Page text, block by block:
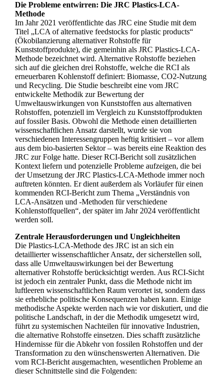
Die Probleme entwirren: Die JRC Plastics-LCA-
Methode
Im Jahr 2021 veröffentlichte das JRC eine Studie mit dem
Titel „LCA of alternative feedstocks for plastic products“
(Ökobilanzierung alternativer Rohstoffe für
Kunststoffprodukte), die gemeinhin als JRC Plastics-LCA-
Methode bezeichnet wird. Alternative Rohstoffe beziehen
sich auf die gleichen drei Rohstoffe, welche die RCI als
erneuerbaren Kohlenstoff definiert: Biomasse, CO2-Nutzung
und Recycling. Die Studie beschreibt eine vom JRC
entwickelte Methodik zur Bewertung der
Umweltauswirkungen von Kunststoffen aus alternativen
Rohstoffen, potenziell im Vergleich zu Kunststoffprodukten
auf fossiler Basis. Obwohl die Methode einen detaillierten
wissenschaftlichen Ansatz darstellt, wurde sie von
verschiedenen Interessengruppen heftig kritisiert – vor allem
aus dem bio-basierten Sektor – was bereits eine Reaktion des
JRC zur Folge hatte. Dieser RCI-Bericht soll zusätzlichen
Kontext liefern und potenzielle Probleme aufzeigen, die bei
der Umsetzung der JRC Plastics-LCA-Methode immer noch
auftreten könnten. Er dient außerdem als Vorläufer für einen
kommenden RCI-Bericht zum Thema „Verständnis von
LCA-Ansätzen und -Methoden für verschiedene
Kohlenstoffquellen“, der später im Jahr 2024 veröffentlicht
werden soll.
Zentrale Herausforderungen und Ungleichheiten
Die Plastics-LCA-Methode des JRC ist an sich ein
detaillierter wissenschaftlicher Ansatz, der sicherstellen soll,
dass alle Umweltauswirkungen bei der Bewertung
alternativer Rohstoffe berücksichtigt werden. Aus RCI-Sicht
ist jedoch ein zentraler Punkt, dass die Methode nicht im
luftleeren wissenschaftlichen Raum verortet ist, sondern dass
sie erhebliche politische Konsequenzen haben kann. Einige
methodische Aspekte werden nach wie vor diskutiert, und die
politische Landschaft, in der die Methodik umgesetzt wird,
führt zu systemischen Nachteilen für innovative Industrien,
die alternative Rohstoffe einsetzen. Dies schafft zusätzliche
Hindernisse für die Abkehr von fossilen Rohstoffen und der
Transformation zu den wünschenswerten Alternativen. Die
vom RCI-Bericht ausgemachten, wesentlichen Probleme an
dieser Schnittstelle sind die Folgenden: